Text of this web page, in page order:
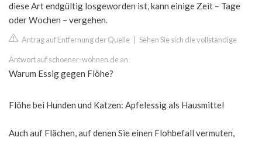
diese Art endgültig losgeworden ist, kann einige Zeit – Tage
oder Wochen – vergehen.
Antrag auf Entfernung der Quelle Sehen Sie sich die vollständige
Antwort auf schoener-wohnen.de an
Warum Essig gegen Flöhe?
Flöhe bei Hunden und Katzen: Apfelessig als Hausmittel
Auch auf Flächen, auf denen Sie einen Flohbefall vermuten,